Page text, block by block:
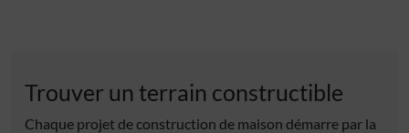
Trouver un terrain constructible
Chaque projet de construction de maison démarre par la